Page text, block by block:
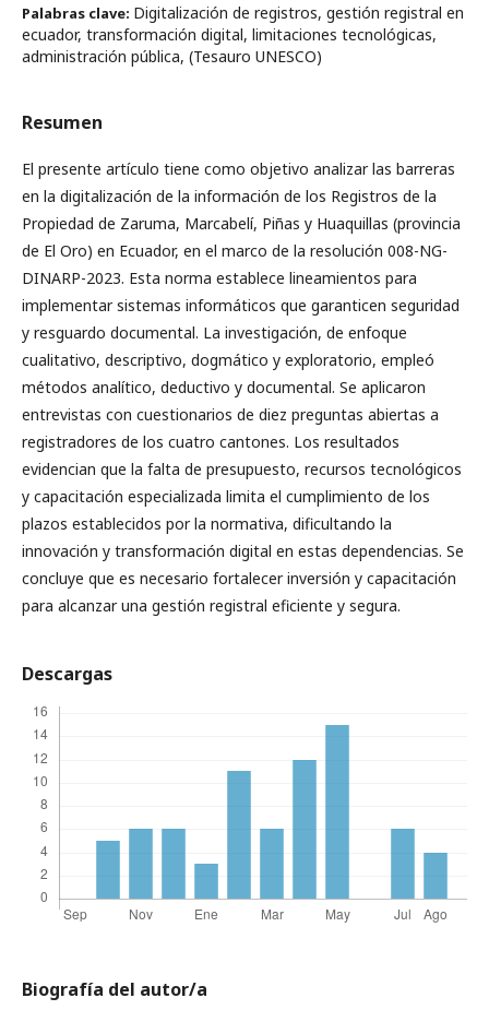
Palabras clave: Digitalización de registros, gestión registral en
ecuador, transformación digital, limitaciones tecnológicas,
administración pública, (Tesauro UNESCO)
Resumen
El presente artículo tiene como objetivo analizar las barreras
en la digitalización de la información de los Registros de la
Propiedad de Zaruma, Marcabelí, Piñas y Huaquillas (provincia
de El Oro) en Ecuador, en el marco de la resolución 008-NG-
DINARP-2023. Esta norma establece lineamientos para
implementar sistemas informáticos que garanticen seguridad
y resguardo documental. La investigación, de enfoque
cualitativo, descriptivo, dogmático y exploratorio, empleó
métodos analítico, deductivo y documental. Se aplicaron
entrevistas con cuestionarios de diez preguntas abiertas a
registradores de los cuatro cantones. Los resultados
evidencian que la falta de presupuesto, recursos tecnológicos
y capacitación especializada limita el cumplimiento de los
plazos establecidos por la normativa, dificultando la
innovación y transformación digital en estas dependencias. Se
concluye que es necesario fortalecer inversión y capacitación
para alcanzar una gestión registral eficiente y segura.
Descargas
Biografía del autor/a